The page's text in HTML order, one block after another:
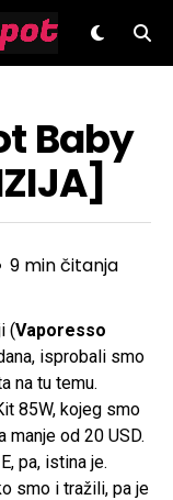
Baby
9 min čitanja
(Vaporesso
isprobali smo
na tu temu.
85W, kojeg smo
manje od 20 USD.
pa, istina je.
smo i tražili, pa je